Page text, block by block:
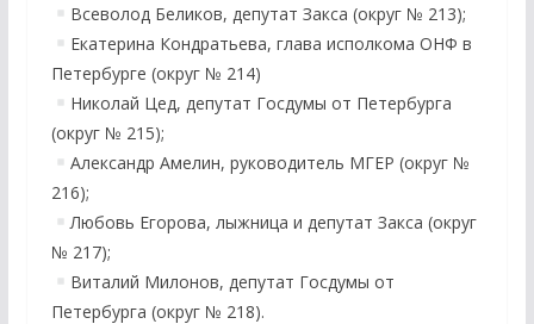
Всеволод Беликов, депутат Закса (округ № 213);
Екатерина Кондратьева, глава исполкома ОНФ в
Петербурге (округ № 214)
Николай Цед, депутат Госдумы от Петербурга
(округ № 215);
Александр Амелин, руководитель МГЕР (округ №
216);
Любовь Егорова, лыжница и депутат Закса (округ
№ 217);
Виталий Милонов, депутат Госдумы от
Петербурга (округ № 218).